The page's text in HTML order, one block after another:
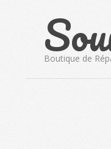
Boutique de